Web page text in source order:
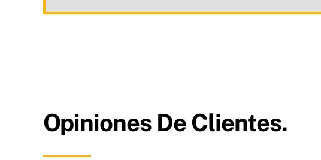
Opiniones De Clientes.